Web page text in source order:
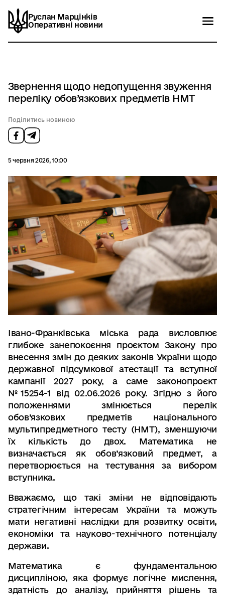
Руслан Марцінків
Оперативні новини
Руслан Марцінків
Оперативні новини
Звернення щодо недопущення звуження
переліку обов’язкових предметів НМТ
Поділитись новиною
5 червня 2026, 10:00
Івано-Франківська міська рада висловлює
глибоке занепокоєння проєктом Закону про
внесення змін до деяких законів України щодо
державної підсумкової атестації та вступної
кампанії 2027 року, а саме законопроєкт
№15254-1 від 02.06.2026 року. Згідно з його
положеннями змінюється перелік
обов’язкових предметів національного
мультипредметного тесту (НМТ), зменшуючи
їх кількість до двох. Математика не
визначається як обов’язковий предмет, а
перетворюється на тестування за вибором
вступника.
Вважаємо, що такі зміни не відповідають
стратегічним інтересам України та можуть
мати негативні наслідки для розвитку освіти,
економіки та науково-технічного потенціалу
держави.
Математика є фундаментальною
дисципліною, яка формує логічне мислення,
здатність до аналізу, прийняття рішень та